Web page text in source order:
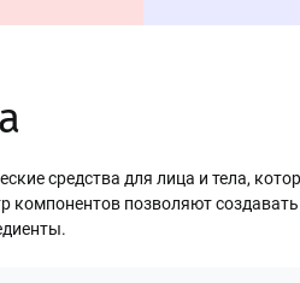
средства для лица и тела,
позволяют